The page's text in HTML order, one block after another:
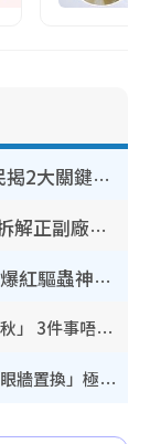
裝修拆鐵閘隨時變賊人目標？網民揭2大關鍵用途：裝新式等於白裝？附新舊鐵閘分別
網傳公院改用內地/副廠藥？醫生拆解正副廠分別 揭4類人換藥隨時出事
怕蟲人士夏日救星！日本3COINS爆紅驅蟲神器$45起 1招「全程免觸碰」輕鬆搞定小強
立秋2026｜8月7日立秋進入「多事之秋」 3件事唔做得！專家教6招開運 清枱頭／銀包納氣接好運
颱風白海豚料周日襲浙江！經歷5次「眼牆置換」極罕見 成登陸內地最長途颱風